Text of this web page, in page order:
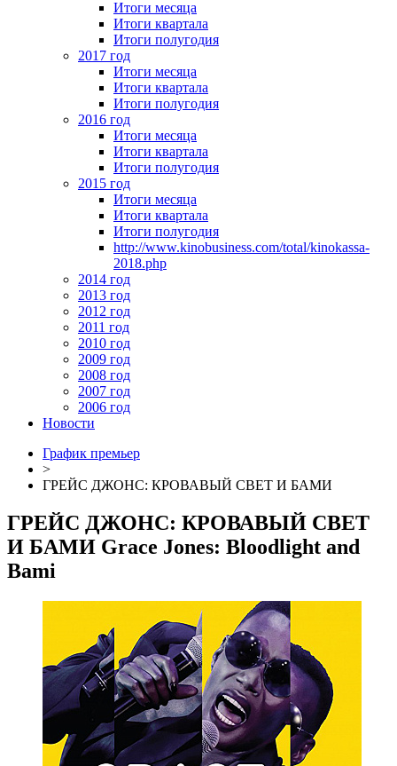
Итоги месяца
Итоги квартала
Итоги полугодия
2017 год
Итоги месяца
Итоги квартала
Итоги полугодия
2016 год
Итоги месяца
Итоги квартала
Итоги полугодия
2015 год
Итоги месяца
Итоги квартала
Итоги полугодия
http://www.kinobusiness.com/total/kinokassa-
2018.php
2014 год
2013 год
2012 год
2011 год
2010 год
2009 год
2008 год
2007 год
2006 год
Новости
График премьер
>
ГРЕЙС ДЖОНС: КРОВАВЫЙ СВЕТ И БАМИ
ГРЕЙС ДЖОНС: КРОВАВЫЙ СВЕТ
И БАМИ Grace Jones: Bloodlight and
Bami